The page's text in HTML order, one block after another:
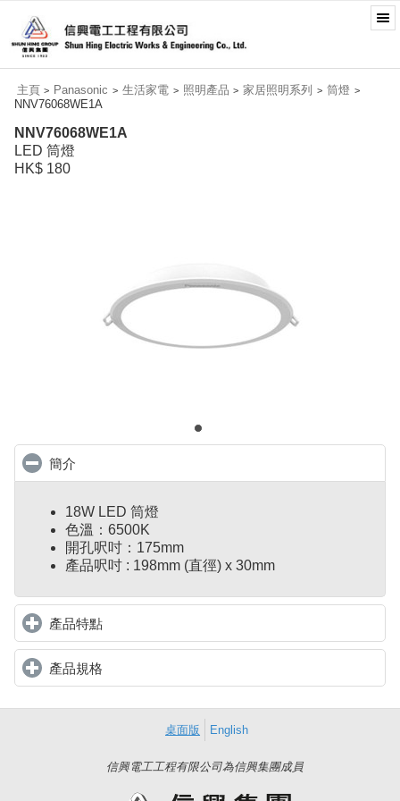
主頁 > Panasonic > 生活家電 > 照明產品 > 家居照明系列 > 筒燈 >
NNV76068WE1A
NNV76068WE1A
LED 筒燈
HK$ 180
簡介
18W LED 筒燈
色溫：6500K
開孔呎吋：175mm
產品呎吋 : 198mm (直徑) x 30mm
產品特點click to expand contents
產品規格
桌面版 English
信興電工工程有限公司為信興集團成員